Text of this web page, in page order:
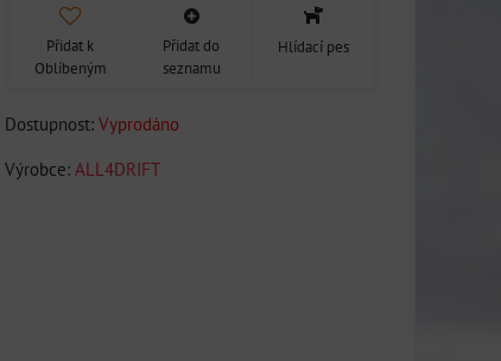
Přidat k
Oblíbeným
Přidat do
seznamu
Hlídací pes
Dostupnost: Vyprodáno
Výrobce: ALL4DRIFT